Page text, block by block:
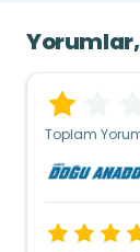
Toplam